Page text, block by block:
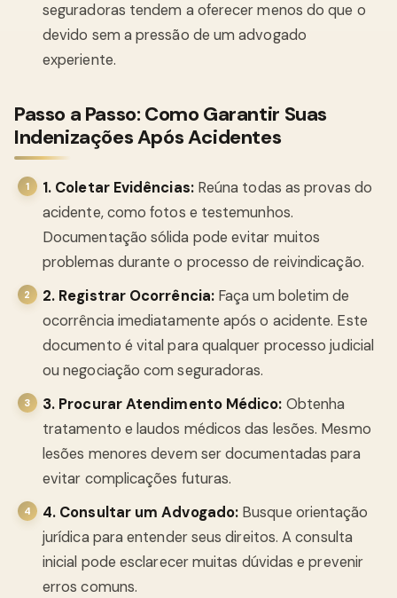
seguradoras tendem a oferecer menos do que o
devido sem a pressão de um advogado
experiente.
Passo a Passo: Como Garantir Suas
Indenizações Após Acidentes
1. Coletar Evidências:Reúna todas as provas do
acidente, como fotos e testemunhos.
Documentação sólida pode evitar muitos
problemas durante o processo de reivindicação.
2. Registrar Ocorrência:Faça um boletim de
ocorrência imediatamente após o acidente. Este
documento é vital para qualquer processo judicial
ou negociação com seguradoras.
3. Procurar Atendimento Médico: Obtenha
tratamento e laudos médicos das lesões. Mesmo
lesões menores devem ser documentadas para
evitar complicações futuras.
4. Consultar um Advogado: Busque orientação
jurídica para entender seus direitos. A consulta
inicial pode esclarecer muitas dúvidas e prevenir
erros comuns.